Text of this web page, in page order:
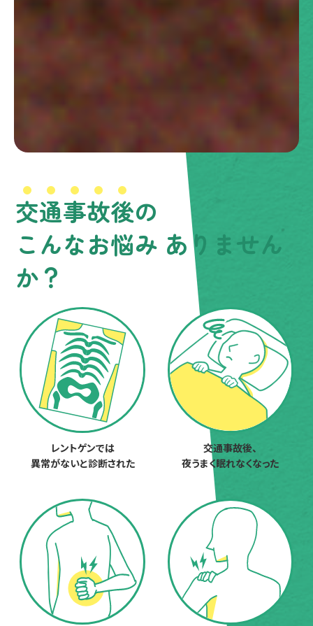
交通事故後の
こんなお悩み ありません
か？
レントゲンでは
異常がないと診断された
交通事故後、
夜うまく眠れなくなった